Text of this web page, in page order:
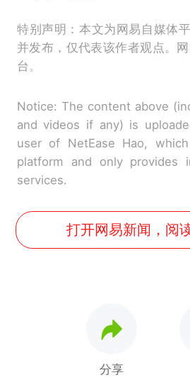
特别声明：本文为网易自媒体
并发布，仅代表该作者观点。
台。
Notice: The content above
and videos if any) is
user of NetEase Hao,
platform and only provides
services.
打开网易新闻，阅
分享